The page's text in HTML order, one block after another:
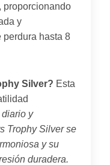
, proporcionando
y
perdura hasta 8
Silver? Esta
diario y
Trophy Silver se
y su
duradera.